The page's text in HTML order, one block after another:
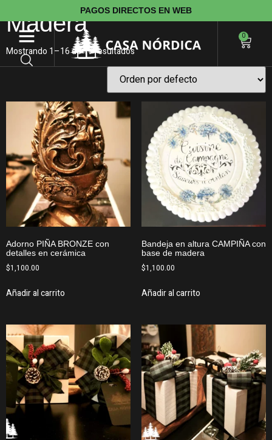
PAGOS DIRECTOS EN WEB
0
Madera
Mostrando 1–16 de 19 resultados
Adorno PIÑA BRONZE con
detalles en cerámica
$1,100.00
Añadir al carrito
Bandeja en altura CAMPIÑA con
base de madera
$1,100.00
Añadir al carrito